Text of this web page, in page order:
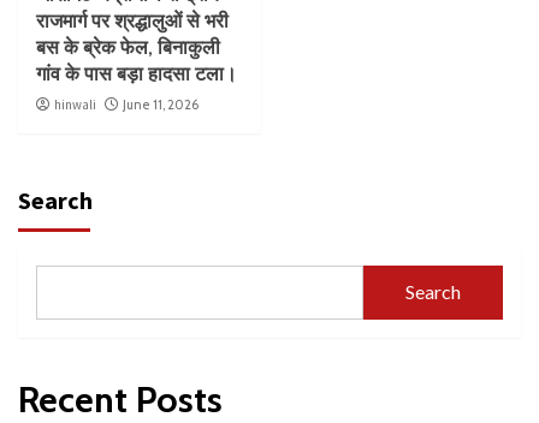
राजमार्ग पर श्रद्धालुओं से भरी
बस के ब्रेक फेल, बिनाकुली
गांव के पास बड़ा हादसा टला।
hinwali June 11, 2026
Search
Search
Recent Posts